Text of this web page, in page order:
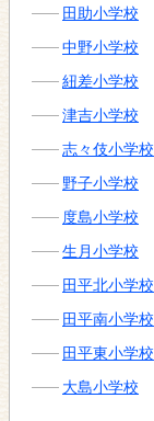
田助小学校
中野小学校
紐差小学校
津吉小学校
志々伎小学校
野子小学校
度島小学校
生月小学校
田平北小学校
田平南小学校
田平東小学校
大島小学校